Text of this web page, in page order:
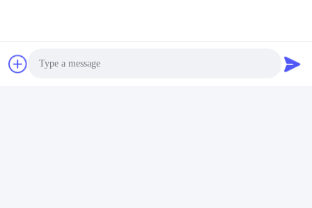
Straße, Longgang-Bezirk, Shenzhen, China 518172